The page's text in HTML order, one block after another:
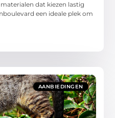
dat kiezen lastig
een ideale plek om
AANBIEDINGEN